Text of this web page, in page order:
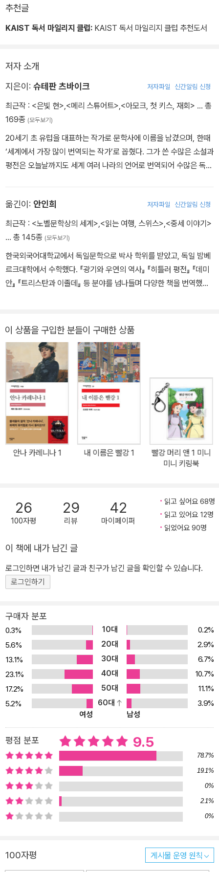
추천글
KAIST 독서 마일리지 클럽: KAIST 독서 마일리지 클럽 추천도서
저자 소개
지은이: 슈테판 츠바이크 저자파일 신간알림 신청
최근작 : <은빛 현>,<메리 스튜어트>,<아모크, 첫 키스, 재회> … 총
169종 (모두보기)
20세기 초 유럽을 대표하는 작가로 문학사에 이름을 남겼으며, 한때
‘세계에서 가장 많이 번역되는 작가’로 꼽혔다. 그가 쓴 수많은 소설과
평전은 오늘날까지도 세계 여러 나라의 언어로 번역되어 수많은 독자
2월 22일 리우데자네이루 인근 페트로폴리스에서 스스로 목숨을 끊
었다. 『어제의 세계』는 슈테판 츠바이크가 생의 마지막 순간에 남긴
유일한 회고록이자, 오늘날까지 츠바이크의 대표작 중에서도 가장 사
언어를 모두 잃어버리는 극적인 삶의 낙차를 겪은 그는, 세상을 떠나
기 하루 전 탈고한 이 책에서 유럽 문명이 몰락하는 상황에서도 인간
에 대한 신뢰와 품위를 끝까지 놓지 않으려는 한 지식인의 마지막 목
옮긴이: 안인희 저자파일 신간알림 신청
최근작 : <노벨문학상의 세계>,<읽는 여행, 스위스>,<중세 이야기>
… 총 145종 (모두보기)
한국외국어대학교에서 독일문학으로 박사 학위를 받았고, 독일 밤베
르크대학에서 수학했다. 『광기와 우연의 역사』 『히틀러 평전』 『데미
안』 『트리스탄과 이졸데』 등 분야를 넘나들며 다양한 책을 번역했으
인희의 북유럽 신화』 등이 있다.
이 상품을 구입한 분들이 구매한 상품
안나 카레니나 1 내 이름은 빨강 1
빨강 머리 앤 1 미니
미니 키링북
26
100자평
29
리뷰
42
마이페이퍼
읽고 싶어요 68명
읽고 있어요 12명
읽었어요 90명
이 책에 내가 남긴 글
로그인하면 내가 남긴 글과 친구가 남긴 글을 확인할 수 있습니다.
로그인하기
구매자 분포
0.3% 10대
0.2%
5.6%
20대
2.9%
13.1%
30대
6.7%
23.1%
40대
10.7%
17.2%
50대
11.1%
5.2%
60대
3.9%
여성
남성
평점 분포 9.5
78.7%
19.1%
0%
2.1%
0%
100자평 게시물 운영 원칙